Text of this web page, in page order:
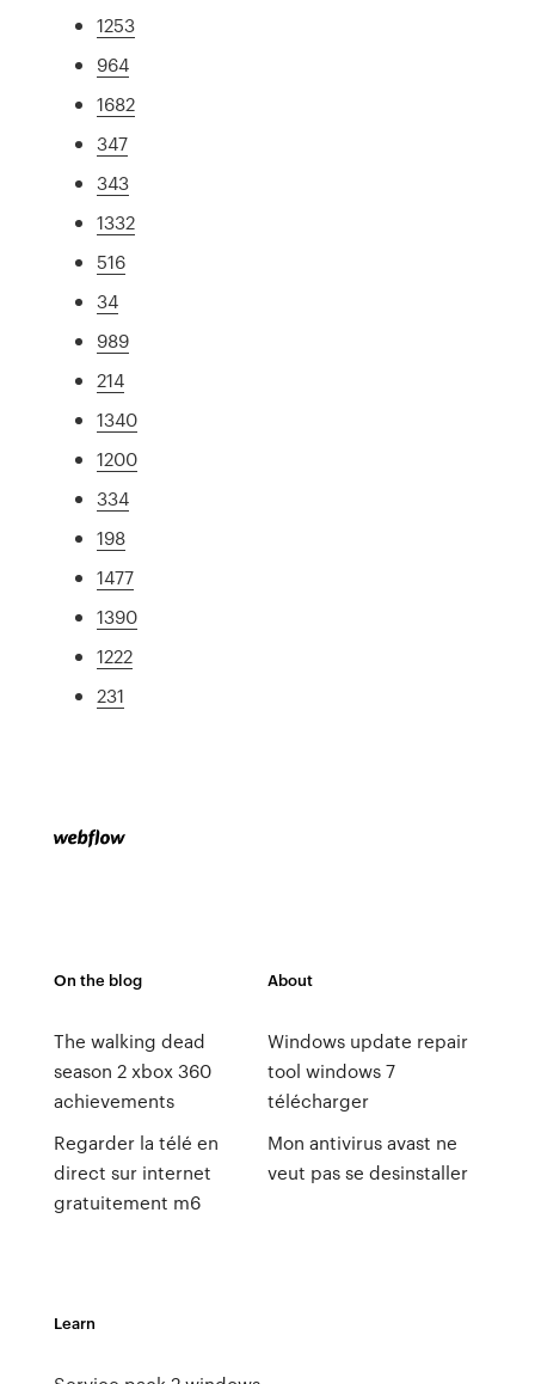
1253
964
1682
347
343
1332
516
34
989
214
1340
1200
334
198
1477
1390
1222
231
On the blog
The walking dead
season 2 xbox 360
achievements
Regarder la télé en
direct sur internet
gratuitement m6
About
Windows update repair
tool windows 7
télécharger
Mon antivirus avast ne
veut pas se desinstaller
Learn